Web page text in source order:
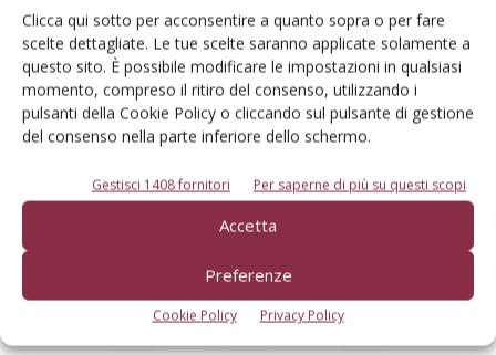
Clicca qui sotto per acconsentire a quanto sopra o per fare
scelte dettagliate. Le tue scelte saranno applicate solamente a
questo sito. È possibile modificare le impostazioni in qualsiasi
momento, compreso il ritiro del consenso, utilizzando i
pulsanti della Cookie Policy o cliccando sul pulsante di gestione
del consenso nella parte inferiore dello schermo.
Gestisci 1408 fornitori Per saperne di più su questi scopi
Accetta
Preferenze
Cookie Policy Privacy Policy
Iscriviti alle nostre newsletter